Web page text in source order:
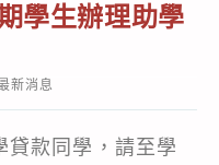
學生辦理助學
新消息
款同學，請至學